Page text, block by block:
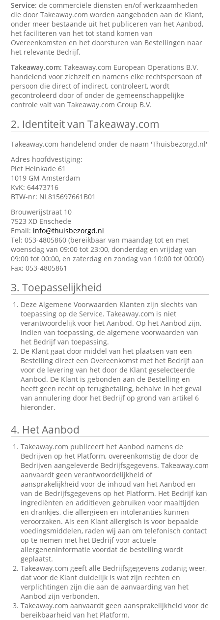
Service: de commerciële diensten en/of werkzaamheden
die door Takeaway.com worden aangeboden aan de Klant,
onder meer bestaande uit het publiceren van het Aanbod,
het faciliteren van het tot stand komen van
Overeenkomsten en het doorsturen van Bestellingen naar
het relevante Bedrijf.
Takeaway.com: Takeaway.com European Operations B.V.
handelend voor zichzelf en namens elke rechtspersoon of
persoon die direct of indirect, controleert, wordt
gecontroleerd door of onder de gemeenschappelijke
controle valt van Takeaway.com Group B.V.
2. Identiteit van Takeaway.com
Takeaway.com handelend onder de naam 'Thuisbezorgd.nl'
Adres hoofdvestiging:
Piet Heinkade 61
1019 GM Amsterdam
KvK: 64473716
BTW-nr: NL815697661B01
Brouwerijstraat 10
7523 XD Enschede
Email: info@thuisbezorgd.nl
Tel: 053-4805860 (bereikbaar van maandag tot en met
woensdag van 09:00 tot 23:00, donderdag en vrijdag van
09:00 tot 00:00, en zaterdag en zondag van 10:00 tot 00:00)
Fax: 053-4805861
3. Toepasselijkheid
Deze Algemene Voorwaarden Klanten zijn slechts van
toepassing op de Service. Takeaway.com is niet
verantwoordelijk voor het Aanbod. Op het Aanbod zijn,
indien van toepassing, de algemene voorwaarden van
het Bedrijf van toepassing.
De Klant gaat door middel van het plaatsen van een
Bestelling direct een Overeenkomst met het Bedrijf aan
voor de levering van het door de Klant geselecteerde
Aanbod. De Klant is gebonden aan de Bestelling en
heeft geen recht op terugbetaling, behalve in het geval
van annulering door het Bedrijf op grond van artikel 6
hieronder.
4. Het Aanbod
Takeaway.com publiceert het Aanbod namens de
Bedrijven op het Platform, overeenkomstig de door de
Bedrijven aangeleverde Bedrijfsgegevens. Takeaway.com
aanvaardt geen verantwoordelijkheid of
aansprakelijkheid voor de inhoud van het Aanbod en
van de Bedrijfsgegevens op het Platform. Het Bedrijf kan
ingrediënten en additieven gebruiken voor maaltijden
en drankjes, die allergieën en intoleranties kunnen
veroorzaken. Als een Klant allergisch is voor bepaalde
voedingsmiddelen, raden wij aan om telefonisch contact
op te nemen met het Bedrijf voor actuele
allergeneninformatie voordat de bestelling wordt
geplaatst.
Takeaway.com geeft alle Bedrijfsgegevens zodanig weer,
dat voor de Klant duidelijk is wat zijn rechten en
verplichtingen zijn die aan de aanvaarding van het
Aanbod zijn verbonden.
Takeaway.com aanvaardt geen aansprakelijkheid voor de
bereikbaarheid van het Platform.